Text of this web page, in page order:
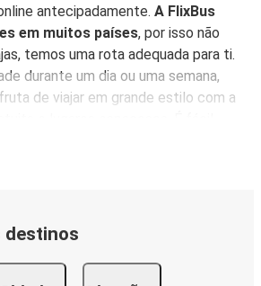
antecipadamente. A FlixBus
em muitos países, por isso não
temos uma rota adequada para ti.
durante um dia ou uma semana,
de viajar em grande estilo com a
com opções de compra acessíveis
bilhete - basta mostrá-la ao teu
na App antecipadamente - quanto
destinos